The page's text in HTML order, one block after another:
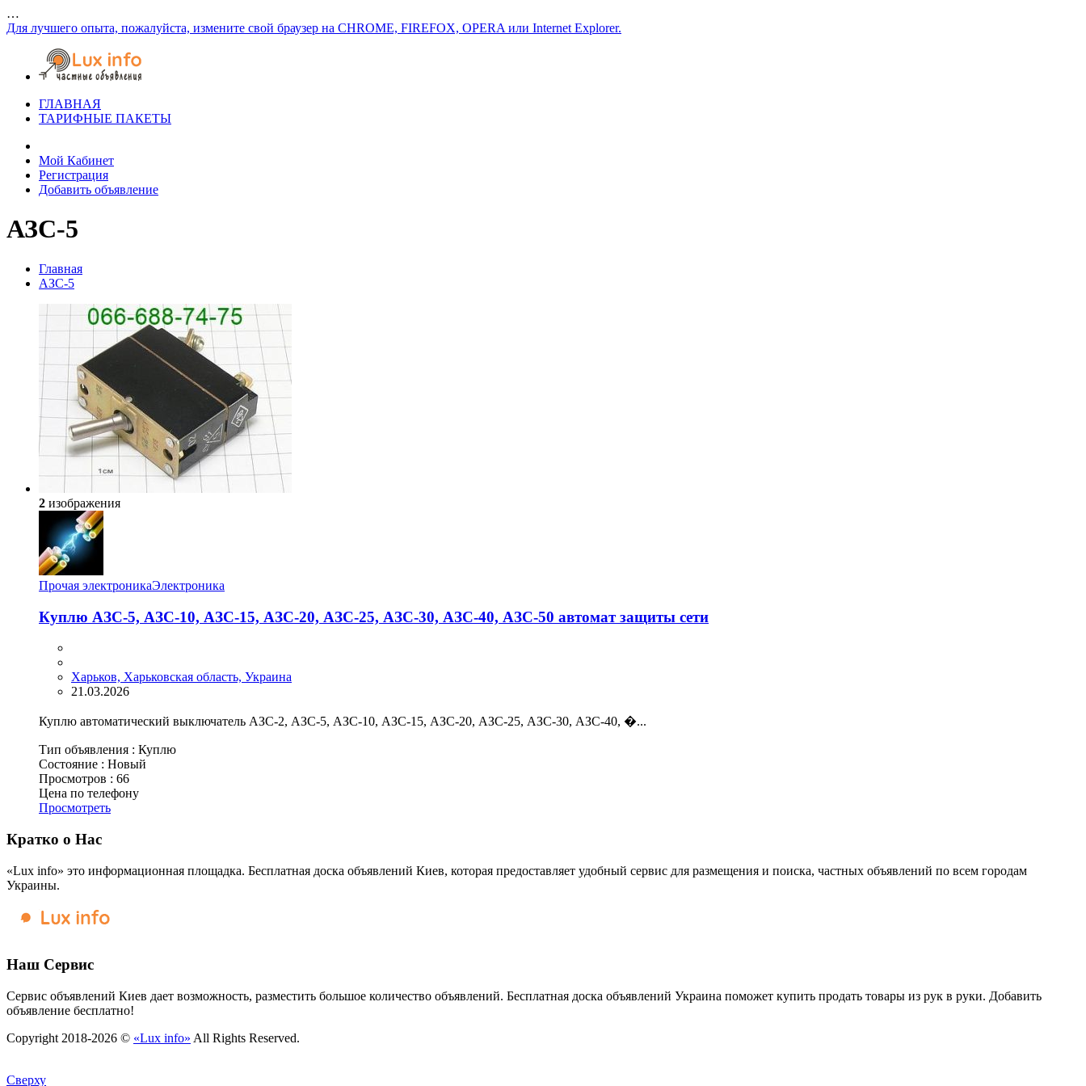
…
Для лучшего опыта, пожалуйста, измените свой браузер на CHROME, FIREFOX, OPERA или Internet Explorer.
ГЛАВНАЯ
ТАРИФНЫЕ ПАКЕТЫ
Мой Кабинет
Регистрация
Добавить объявление
АЗС-5
Главная
АЗС-5
2 изображения
Прочая электроникаЭлектроника
Куплю АЗС-5, АЗС-10, АЗС-15, АЗС-20, АЗС-25, АЗС-30, АЗС-40, АЗС-50 автомат защиты сети
Харьков, Харьковская область, Украина
21.03.2026
Куплю автоматический выключатель АЗС-2, АЗС-5, АЗС-10, АЗС-15, АЗС-20, АЗС-25, АЗС-30, АЗС-40, �...
Тип объявления : Куплю
Состояние : Новый
Просмотров : 66
Цена по телефону
Просмотреть
Кратко о Нас
«Lux info» это информационная площадка. Бесплатная доска объявлений Киев, которая предоставляет удобный сервис для размещения и поиска, частных объявлений по всем городам
Украины.
Наш Сервис
Сервис объявлений Киев дает возможность, разместить большое количество объявлений. Бесплатная доска объявлений Украина поможет купить продать товары из рук в руки. Добавить
объявление бесплатно!
Copyright 2018-2026 © «Lux info» All Rights Reserved.
Сверху